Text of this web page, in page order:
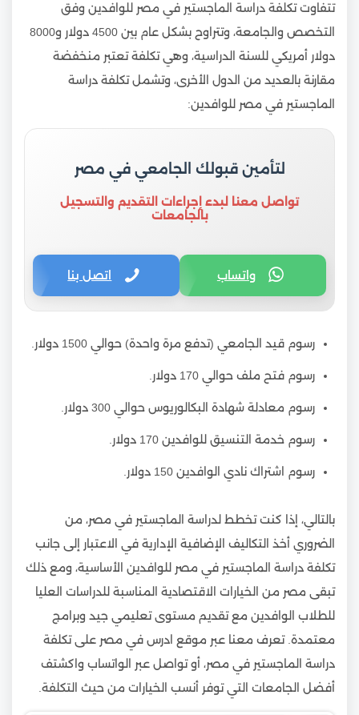
تتفاوت تكلفة دراسة الماجستير في مصر للوافدين وفق
التخصص والجامعة، وتتراوح بشكل عام بين 4500 دولار و8000
دولار أمريكي للسنة الدراسية، وهي تكلفة تعتبر منخفضة
مقارنة بالعديد من الدول الأخرى، وتشمل تكلفة دراسة
الماجستير في مصر للوافدين:
لتأمين قبولك الجامعي في مصر
تواصل معنا لبدء إجراءات التقديم والتسجيل
بالجامعات
واتساب اتصل بنا
رسوم قيد الجامعي (تدفع مرة واحدة) حوالي 1500 دولار.
رسوم فتح ملف حوالي 170 دولار.
رسوم معادلة شهادة البكالوريوس حوالي 300 دولار.
رسوم خدمة التنسيق للوافدين 170 دولار.
رسوم اشتراك نادي الوافدين 150 دولار.
بالتالي، إذا كنت تخطط لدراسة الماجستير في مصر، من
الضروري أخذ التكاليف الإضافية الإدارية في الاعتبار إلى جانب
تكلفة دراسة الماجستير في مصر للوافدين الأساسية، ومع ذلك
تبقى مصر من الخيارات الاقتصادية المناسبة للدراسات العليا
للطلاب الوافدين مع تقديم مستوى تعليمي جيد وبرامج
معتمدة. تعرف معنا عبر موقع ادرس في مصر على تكلفة
دراسة الماجستير في مصر، أو تواصل عبر الواتساب واكشتف
أفضل الجامعات التي توفر أنسب الخيارات من حيث التكلفة.